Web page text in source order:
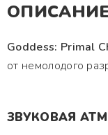
ОПИСАНИЕ
Goddess: Primal
от немолодого
ЗВУКОВАЯ